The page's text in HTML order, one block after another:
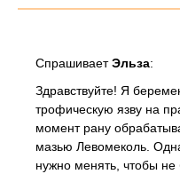
СпрашиваетЭльза:
Здравствуйте! Я
трофическую язву на
момент рану
мазью Левомеколь.
нужно менять, чтобы